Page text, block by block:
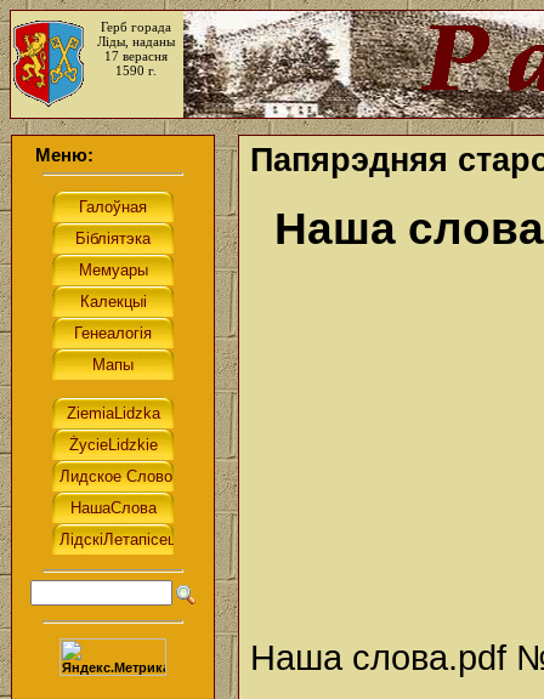
Герб горада
Ліды, наданы
17 верасня
1590 г.
Меню: Папярэдняя
Наша
Наша слова.pdf №